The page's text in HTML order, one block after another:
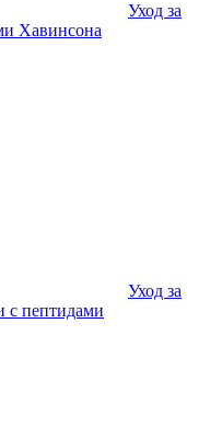
Уход за
Хавинсона
Уход за
с пептидами